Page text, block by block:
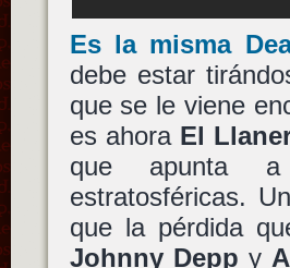
Es la misma
debe estar
que se le viene
es ahora El
que apunta a
estratosféricas.
que la pérdida
Johnny Depp y